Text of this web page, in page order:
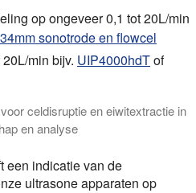
op ongeveer 0,1 tot 20L/min
sonotrode en flowcel
min bijv. UIP4000hdTof
celdisruptie en eiwitextractie in
en analyse
een indicatie van de
ultrasone apparaten op